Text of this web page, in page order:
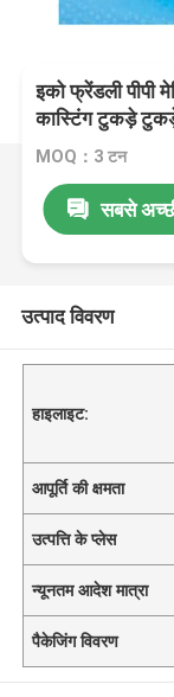
इको फ्रेंडली पीपी
कास्टिंग टुकड़े
MOQ：3 टन
सबसे
उत्पाद विवरण
हाइलाइट:
आपूर्ति की क्षमता
उत्पत्ति के प्लेस
न्यूनतम आदेश मात्रा
पैकेजिंग विवरण